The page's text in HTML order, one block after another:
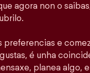
agora non o
preferencias e
é unha
planea algo,